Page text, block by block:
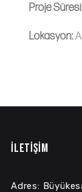
Proje Süresi:
Lokasyon:
İLETİŞİM
Adres: